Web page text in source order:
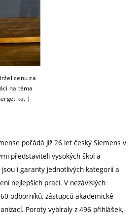
cenu za
na téma
|
pořádá již 26 let český Siemens v
představiteli vysokých škol a
i garanty jednotlivých kategorií a
nejlepších prací. V nezávislých
odborníků, zástupců akademické
Poroty vybíraly z 496 přihlášek,